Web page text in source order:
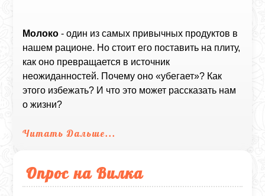
Молоко - один из самых привычных продуктов в
нашем рационе. Но стоит его поставить на плиту,
как оно превращается в источник
неожиданностей. Почему оно «убегает»? Как
этого избежать? И что это может рассказать нам
о жизни?
Читать Дальше...
Опрос на Вилка